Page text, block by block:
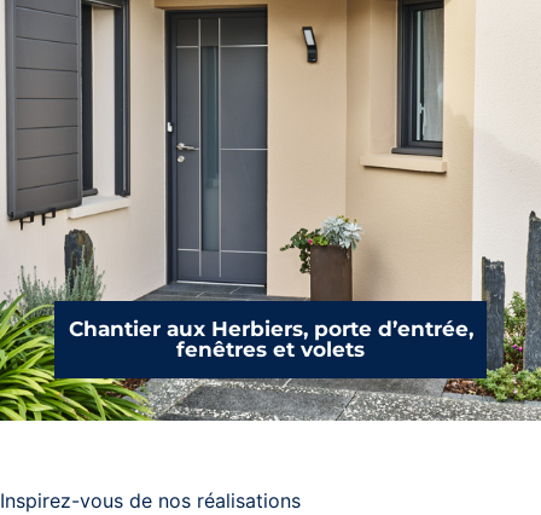
Chantier aux Herbiers, porte d’entrée,
fenêtres et volets
Inspirez-vous de nos réalisations